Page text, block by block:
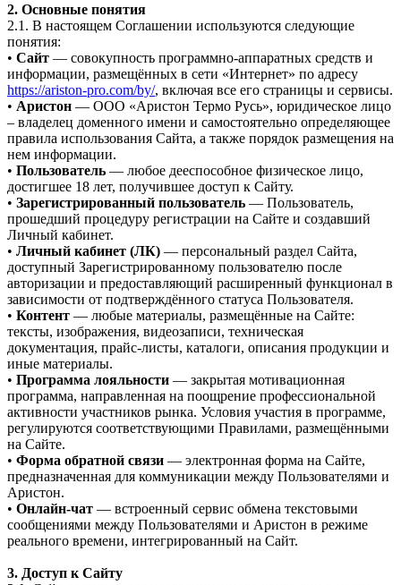
2. Основные понятия
2.1. В настоящем Соглашении используются следующие
понятия:
• Сайт — совокупность программно-аппаратных средств и
информации, размещённых в сети «Интернет» по адресу
https://ariston-pro.com/by/, включая все его страницы и сервисы.
• Аристон — ООО «Аристон Термо Русь», юридическое лицо
– владелец доменного имени и самостоятельно определяющее
правила использования Сайта, а также порядок размещения на
нем информации.
• Пользователь — любое дееспособное физическое лицо,
достигшее 18 лет, получившее доступ к Сайту.
• Зарегистрированный пользователь — Пользователь,
прошедший процедуру регистрации на Сайте и создавший
Личный кабинет.
• Личный кабинет (ЛК) — персональный раздел Сайта,
доступный Зарегистрированному пользователю после
авторизации и предоставляющий расширенный функционал в
зависимости от подтверждённого статуса Пользователя.
• Контент — любые материалы, размещённые на Сайте:
тексты, изображения, видеозаписи, техническая
документация, прайс-листы, каталоги, описания продукции и
иные материалы.
• Программа лояльности — закрытая мотивационная
программа, направленная на поощрение профессиональной
активности участников рынка. Условия участия в программе,
регулируются соответствующими Правилами, размещёнными
на Сайте.
• Форма обратной связи — электронная форма на Сайте,
предназначенная для коммуникации между Пользователями и
Аристон.
• Онлайн-чат — встроенный сервис обмена текстовыми
сообщениями между Пользователями и Аристон в режиме
реального времени, интегрированный на Сайт.
3. Доступ к Сайту